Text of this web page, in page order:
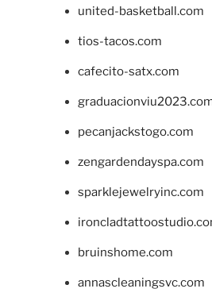
united-basketball.com
tios-tacos.com
cafecito-satx.com
pecanjackstogo.com
zengardendayspa.com
sparklejewelryinc.com
bruinshome.com
annascleaningsvc.com